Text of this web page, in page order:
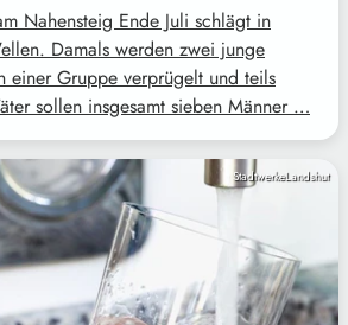
Nahensteig Ende Juli schlägt in
Damals werden zwei junge
einer Gruppe verprügelt und teils
sollen insgesamt sieben Männer …
StadtwerkeLandshut